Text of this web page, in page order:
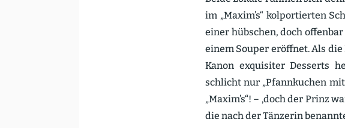
im „Maxim’s“ kolpor­tierten
einer hübschen, doch
einem Souper eröffnet. Als
Kanon exqui­siter Desserts
schlicht nur „Pfann­kuchen
„Maxim’s“! – ‚doch der
die nach der Tänzerin